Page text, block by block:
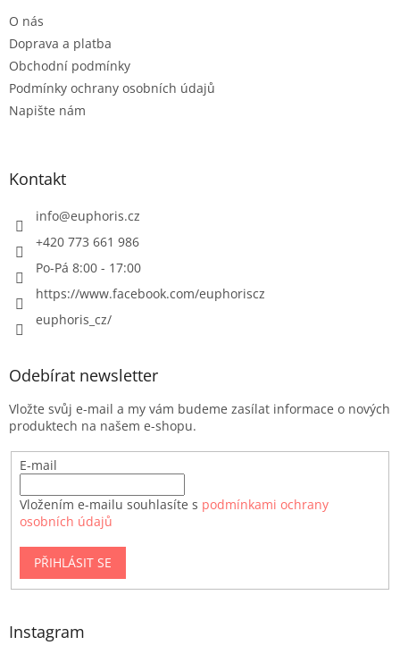
O nás
Doprava a platba
Obchodní podmínky
Podmínky ochrany osobních údajů
Napište nám
Kontakt
info@euphoris.cz
+420 773 661 986
Po-Pá 8:00 - 17:00
https://www.facebook.com/euphoriscz
euphoris_cz/
Odebírat newsletter
Vložte svůj e-mail a my vám budeme zasílat informace o nových
produktech na našem e-shopu.
E-mail
Vložením e-mailu souhlasíte s podmínkami ochrany
osobních údajů
PŘIHLÁSIT SE
Instagram